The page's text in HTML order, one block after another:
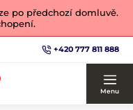
po předchozí domluvě.
+420 777 811 888
Menu